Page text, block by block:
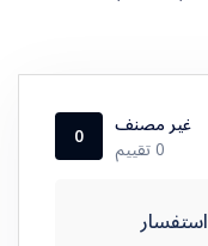
غير مصنف
0 تقييم
0
استفسار